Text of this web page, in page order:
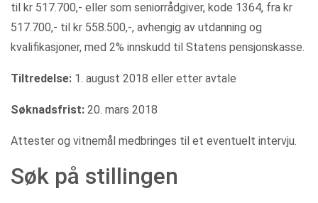
til kr 517.700,- eller som seniorrådgiver, kode 1364, fra kr
517.700,- til kr 558.500,-, avhengig av utdanning og
kvalifikasjoner, med 2% innskudd til Statens pensjonskasse.
Tiltredelse: 1. august 2018 eller etter avtale
Søknadsfrist: 20. mars 2018
Attester og vitnemål medbringes til et eventuelt intervju.
Søk på stillingen